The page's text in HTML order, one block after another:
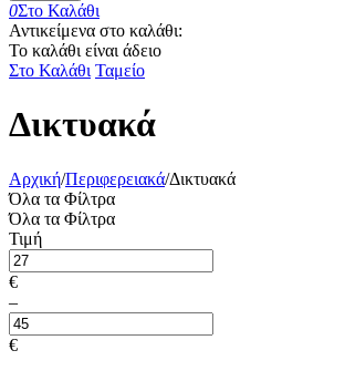
0Στο Καλάθι
Αντικείμενα στο καλάθι:
Το καλάθι είναι άδειο
Στο Καλάθι Ταμείο
Δικτυακά
Αρχική/Περιφερειακά/Δικτυακά
Όλα τα Φίλτρα
Όλα τα Φίλτρα
Τιμή
€
–
€